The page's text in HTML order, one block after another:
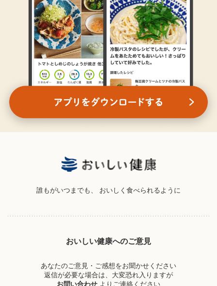
誰もがいつまでも、 おいしく食べられるように
おいしい健康へのご意見
あなたのご意見・ご感想をお聞かせください
返信が必要な場合は、大変恐れ入りますが
お問い合わせ よりご連絡ください